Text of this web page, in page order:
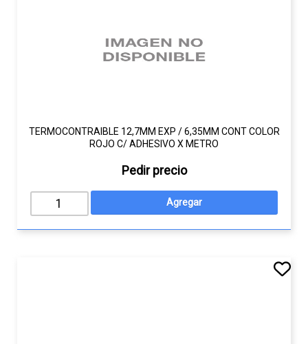
TERMOCONTRAIBLE 12,7MM EXP / 6,35MM CONT COLOR
ROJO C/ ADHESIVO X METRO
Pedir precio